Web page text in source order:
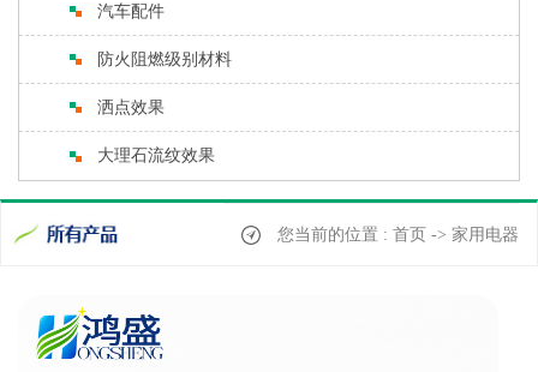
汽车配件
防火阻燃级别材料
洒点效果
大理石流纹效果
您当前的位置 : 首页 -> 家用电器